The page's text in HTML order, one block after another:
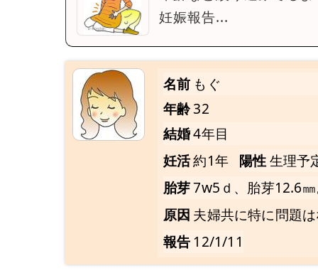
妊娠報告...
名前 もぐ
年齢32
結婚4年目
妊活約1年 陽性生理予
胎芽7w5ｄ、胎芽12.6
原因 夫婦共に特に問題
報告 12/1/11